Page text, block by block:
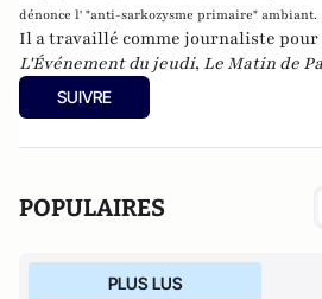
dénonce l' "anti-sarkozysme primaire" ambiant.
Il a travaillé comme journaliste pour
L'Événement du jeudi, Le Matin de
SUIVRE
POPULAIRES
PLUS LUS